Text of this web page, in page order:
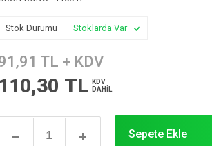
Stok Durumu Stoklarda Var
TL + KDV
110,30 TL
KDV
DAHİL
Sepete Ekle